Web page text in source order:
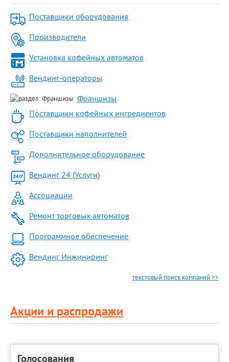
Поставщики оборудования
Производители
Установка кофейных автоматов
Вендинг-операторы
Франшизы
Поставщики кофейных ингредиентов
Поставщики наполнителей
Дополнительное оборудование
Вендинг 24 (Услуги)
Ассоциации
Ремонт торговых автоматов
Программное обеспечение
Вендинг Инжиниринг
текстовый поиск компаний >>
Акции и распродажи
Голосования